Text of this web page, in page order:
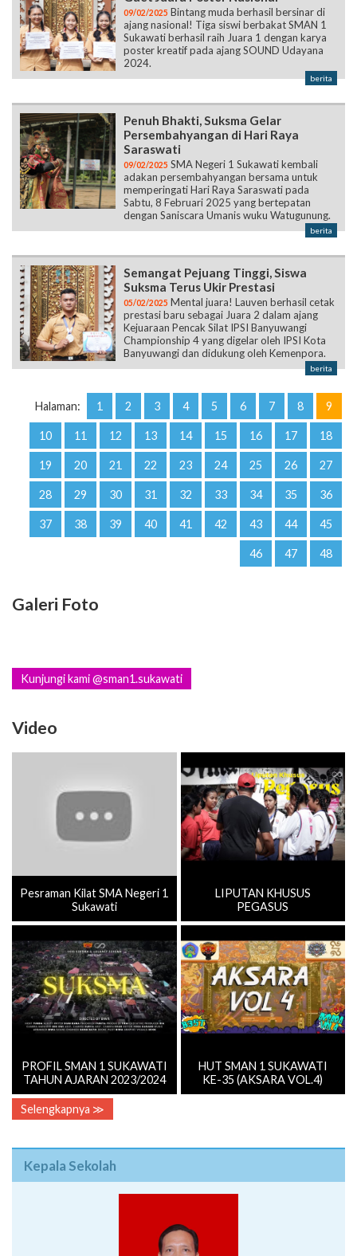
09/02/2025 Bintang muda berhasil bersinar di
ajang nasional! Tiga siswi berbakat SMAN 1
Sukawati berhasil raih Juara 1 dengan karya
poster kreatif pada ajang SOUND Udayana
2024.
berita
Penuh Bhakti, Suksma Gelar
Persembahyangan di Hari Raya
Saraswati
09/02/2025 SMA Negeri 1 Sukawati kembali
adakan persembahyangan bersama untuk
memperingati Hari Raya Saraswati pada
Sabtu, 8 Februari 2025 yang bertepatan
dengan Saniscara Umanis wuku Watugunung.
berita
Semangat Pejuang Tinggi, Siswa
Suksma Terus Ukir Prestasi
05/02/2025 Mental juara! Lauven berhasil cetak
prestasi baru sebagai Juara 2 dalam ajang
Kejuaraan Pencak Silat IPSI Banyuwangi
Championship 4 yang digelar oleh IPSI Kota
Banyuwangi dan didukung oleh Kemenpora.
berita
Halaman: 1 2 3 4 5 6 7 8 9
10 11 12 13 14 15 16 17 18
19 20 21 22 23 24 25 26 27
28 29 30 31 32 33 34 35 36
37 38 39 40 41 42 43 44 45
46 47 48
Galeri Foto
Kunjungi kami @sman1.sukawati
Video
Pesraman Kilat SMA Negeri 1
Sukawati
LIPUTAN KHUSUS
PEGASUS
PROFIL SMAN 1 SUKAWATI
TAHUN AJARAN 2023/2024
HUT SMAN 1 SUKAWATI
KE-35 (AKSARA VOL.4)
Selengkapnya ≫
Kepala Sekolah